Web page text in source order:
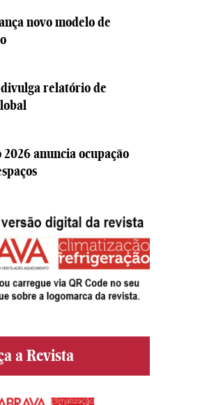
novo modelo de
relatório de
anuncia ocupação
a Revista